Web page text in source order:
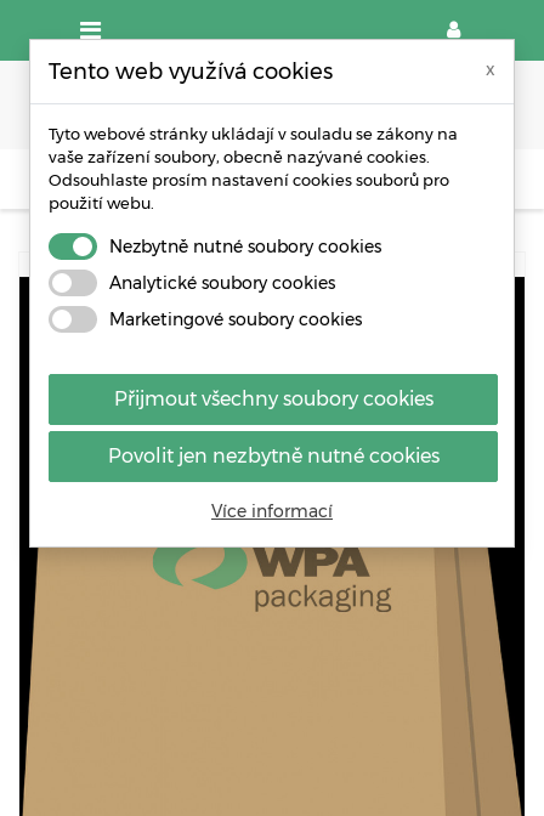
KARTONOVÉ OBALY PAPÍROVÉ TAŠKY S POTISKEM
Tento web využívá cookies x
Tyto webové stránky ukládají v souladu se zákony na
vaše zařízení soubory, obecně nazývané cookies.
Odsouhlaste prosím nastavení cookies souborů pro
použití webu.
Nezbytně nutné soubory cookies
Analytické soubory cookies
Marketingové soubory cookies
Přijmout všechny soubory cookies
Povolit jen nezbytně nutné cookies
Více informací